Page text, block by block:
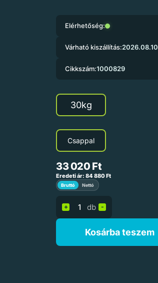
Elérhetőség:
Várható kiszállítás:2026.08.10
Cikkszám:1000829
30kg
Csappal
33 020 Ft
Eredeti ár: 84 880Ft
Bruttó Nettó
+ db -
Kosárba teszem